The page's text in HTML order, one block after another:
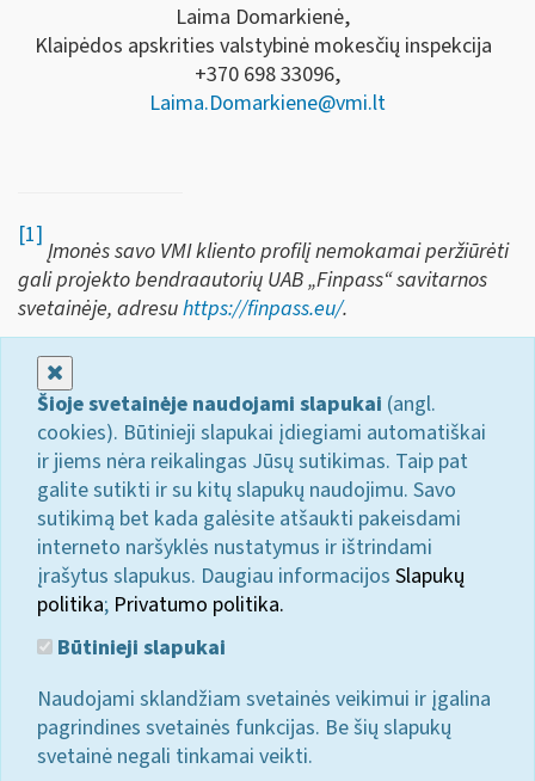
Laima Domarkienė,
Klaipėdos apskrities valstybinė mokesčių inspekcija
+370 698 33096,
Laima.Domarkiene@vmi.lt
[1]
Įmonės savo VMI kliento profilį nemokamai peržiūrėti
gali projekto bendraautorių UAB „Finpass“ savitarnos
svetainėje, adresuhttps://finpass.eu/.
Šioje svetainėje naudojami slapukai (angl.
cookies). Būtinieji slapukai įdiegiami automatiškai
ir jiems nėra reikalingas Jūsų sutikimas. Taip pat
galite sutikti ir su kitų slapukų naudojimu. Savo
sutikimą bet kada galėsite atšaukti pakeisdami
interneto naršyklės nustatymus ir ištrindami
įrašytus slapukus. Daugiau informacijos Slapukų
politika; Privatumo politika.
Būtinieji slapukai
Naudojami sklandžiam svetainės veikimui ir įgalina
pagrindines svetainės funkcijas. Be šių slapukų
svetainė negali tinkamai veikti.